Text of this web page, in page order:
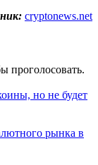
cryptonews.net
проголосовать.
но не будет
рынка в